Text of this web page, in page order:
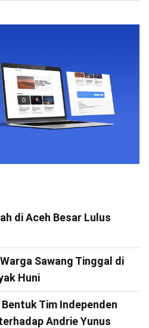
di Aceh Besar Lulus
Sawang Tinggal di
Huni
Tim Independen
Andrie Yunus